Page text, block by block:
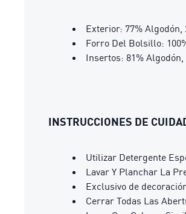
Exterior: 77% Algodón,
Forro Del Bolsillo:
Insertos: 81%
INSTRUCCIONES DE
Utilizar Detergente
Lavar Y Planchar La
Exclusivo de
Cerrar Todas Las